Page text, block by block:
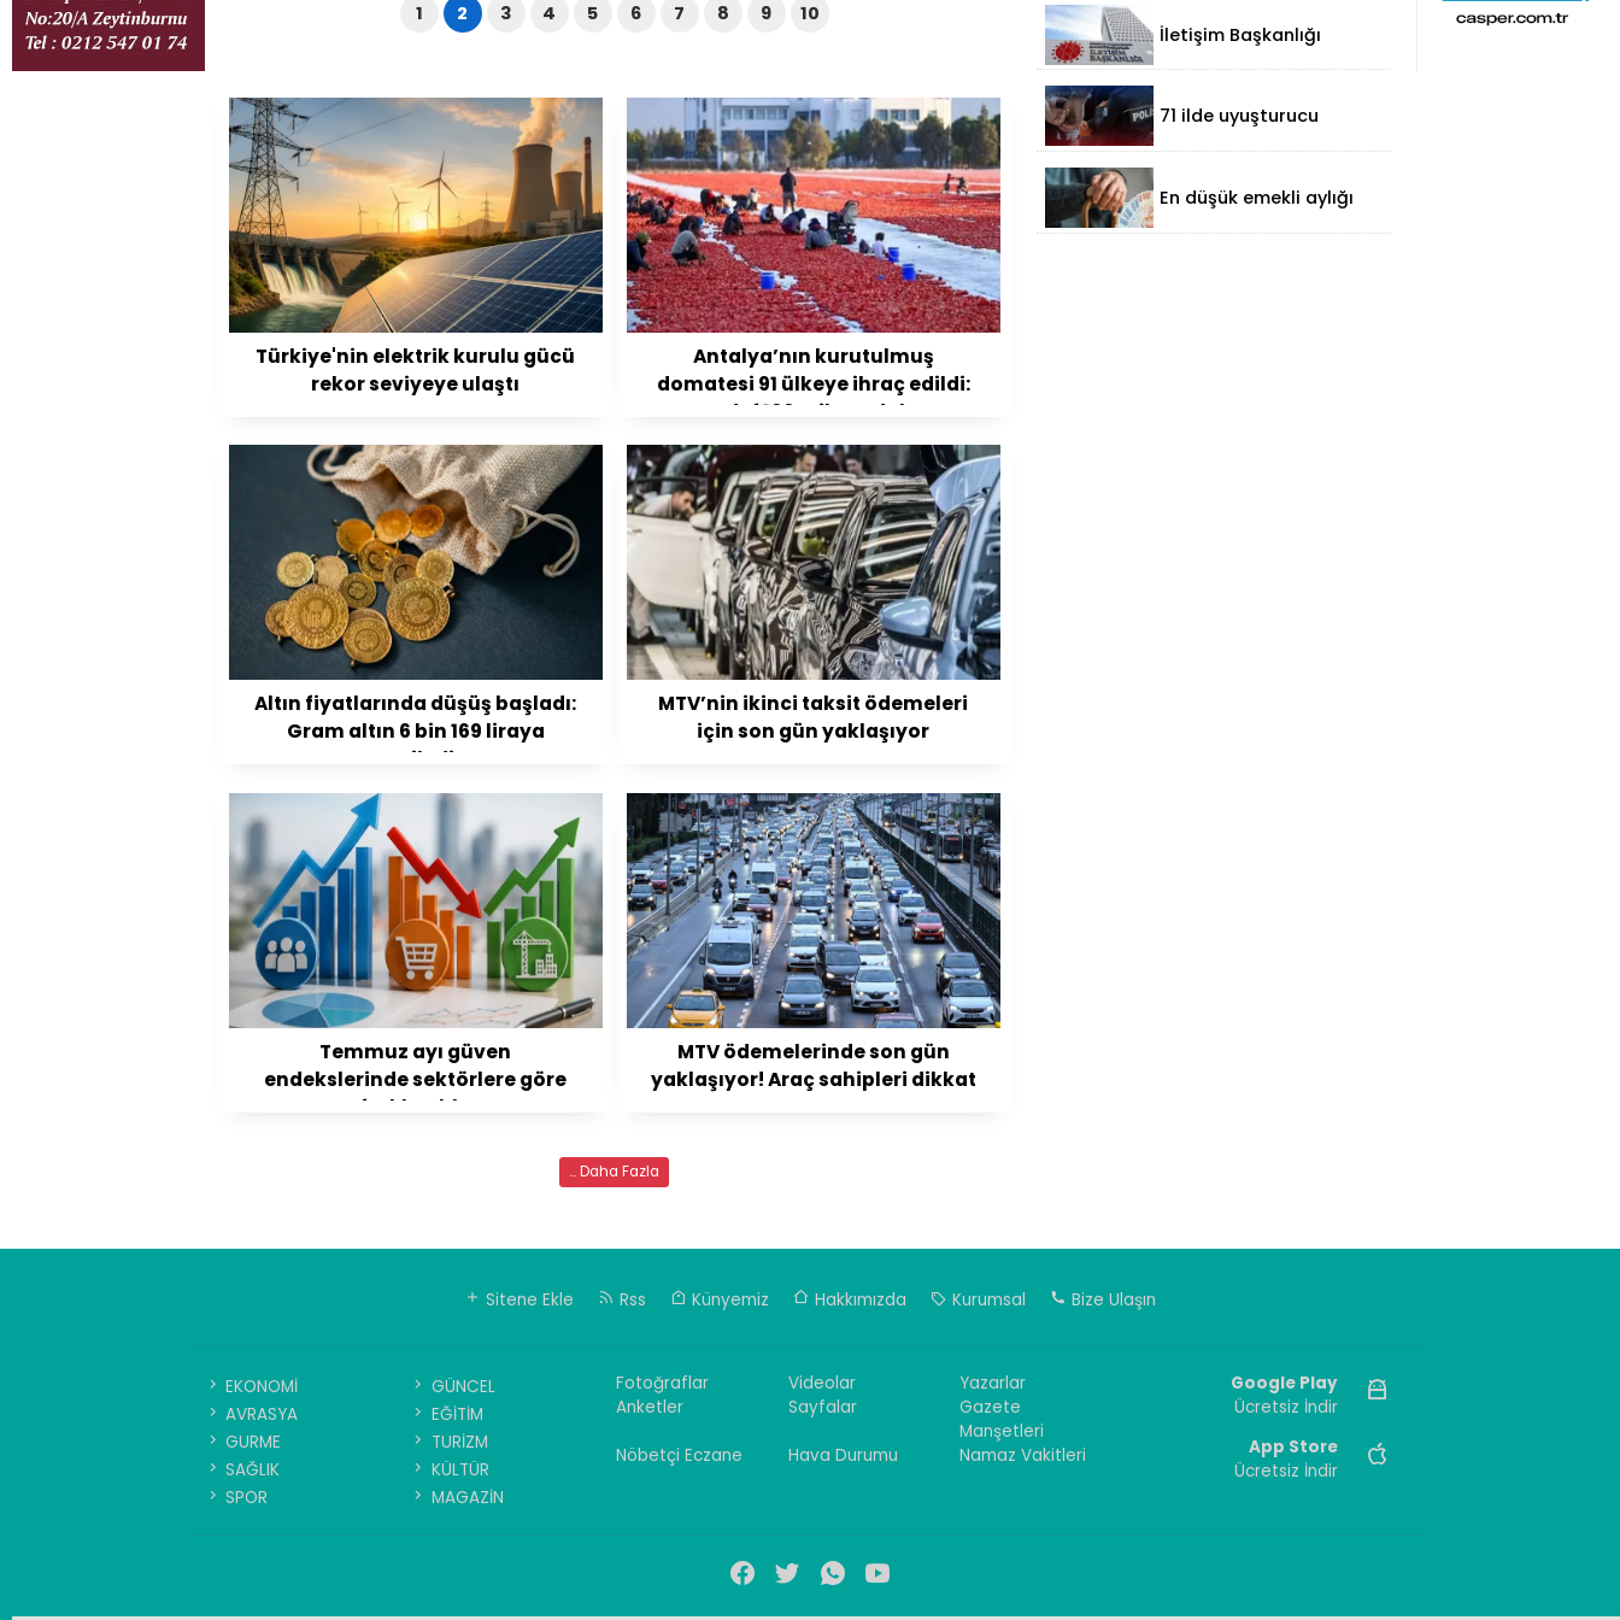
1 2 3 4 5 6 7 8 9 10
Türkiye'nin elektrik kurulu gücü
rekor seviyeye ulaştı
Antalya’nın kurutulmuş
domatesi 91 ülkeye ihraç edildi:
Hedef 100 milyon dolar
Altın fiyatlarında düşüş başladı:
Gram altın 6 bin 169 liraya
geriledi
MTV’nin ikinci taksit ödemeleri
için son gün yaklaşıyor
Temmuz ayı güven
endekslerinde sektörlere göre
farklı tablo
MTV ödemelerinde son gün
yaklaşıyor! Araç sahipleri dikkat
... Daha Fazla
İletişim Başkanlığı
maliyetine dikkat çekti
71 ilde uyuşturucu
şüpheli yakalandı
En düşük emekli aylığı
hesaplara yatacak
Sitene Ekle Rss Künyemiz Hakkımızda Kurumsal Bize Ulaşın
EKONOMİ
GÜNCEL
AVRASYA
EĞİTİM
GURME
TURİZM
SAĞLIK
KÜLTÜR
SPOR
MAGAZİN
Fotoğraflar Videolar
Yazarlar
Anketler
Sayfalar
Gazete
Manşetleri
Nöbetçi Eczane
Hava Durumu Namaz Vakitleri
Google Play
Ücretsiz İndir
App Store
Ücretsiz İndir